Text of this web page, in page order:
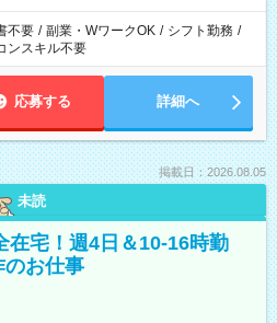
不要 / 副業・WワークOK / シフト勤務 /
ンスキル不要
応募する 詳細へ
掲載日：2026.08.05
未読
在宅！週4日＆10-16時勤
のお仕事